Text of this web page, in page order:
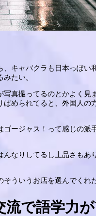
キャバクラも日本っぽい
たい。
真撮ってるのとかよく見
められてると、外国人の
ージャス！って感じの派
なりしてるし上品さもあ
ういうお店を選んでくれ
で語学力が